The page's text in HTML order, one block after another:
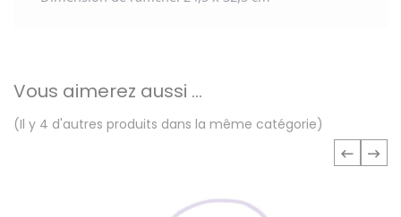
Vous aimerez aussi ...
(Il y 4 d'autres produits dans la même catégorie)